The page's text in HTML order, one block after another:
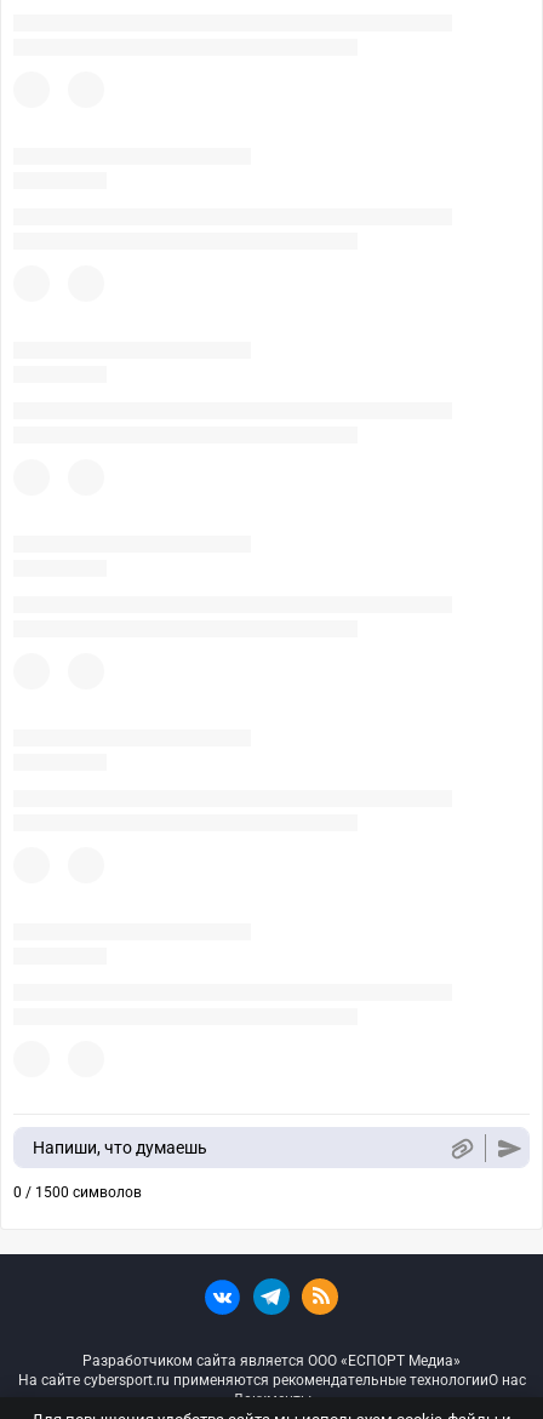
Напиши, что думаешь
0 / 1500 символов
Разработчиком сайта является ООО «ЕСПОРТ Медиа»
На сайте cybersport.ru применяются рекомендательные технологииО нас
Документы